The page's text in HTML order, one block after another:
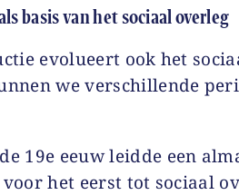
basis van het sociaal overleg
evolueert ook het
we verschillende
19e eeuw leidde een
het eerst tot sociaal